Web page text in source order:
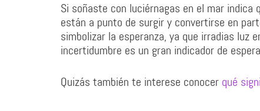
Si soñaste con luciérnagas en el mar
están a punto de surgir y convertirse en
simbolizar la esperanza, ya que irradias luz
incertidumbre es un gran indicador de
Quizás también te interese conocer qué